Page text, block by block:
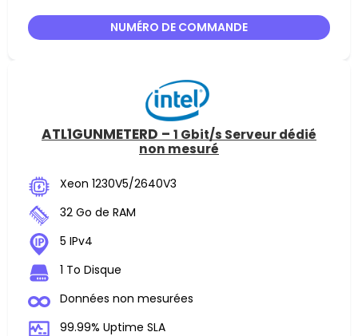
NUMÉRO DE COMMANDE
ATL1GUNMETERD – 1 Gbit/s Serveur dédié
non mesuré
Xeon 1230V5/2640V3
32 Go de RAM
5 IPv4
1 To Disque
Données non mesurées
99.99% Uptime SLA